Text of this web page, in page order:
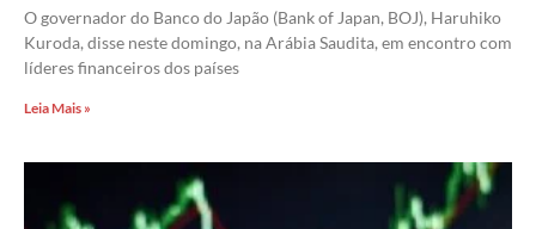
O governador do Banco do Japão (Bank of Japan, BOJ), Haruhiko
Kuroda, disse neste domingo, na Arábia Saudita, em encontro com
líderes financeiros dos países
Leia Mais »